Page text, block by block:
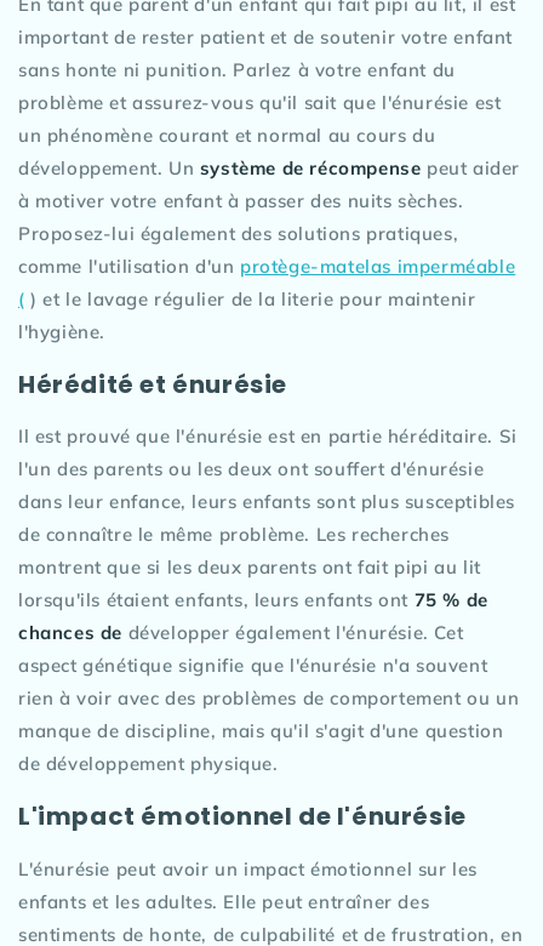
important de rester patient et de soutenir votre enfant
sans honte ni punition. Parlez à votre enfant du
problème et assurez-vous qu'il sait que l'énurésie est
un phénomène courant et normal au cours du
développement. Un système de récompense peut aider
à motiver votre enfant à passer des nuits sèches.
Proposez-lui également des solutions pratiques,
comme l'utilisation d'un protège-matelas imperméable
( ) et le lavage régulier de la literie pour maintenir
l'hygiène.
Hérédité et énurésie
Il est prouvé que l'énurésie est en partie héréditaire. Si
l'un des parents ou les deux ont souffert d'énurésie
dans leur enfance, leurs enfants sont plus susceptibles
de connaître le même problème. Les recherches
montrent que si les deux parents ont fait pipi au lit
lorsqu'ils étaient enfants, leurs enfants ont 75 % de
chances de développer également l'énurésie. Cet
aspect génétique signifie que l'énurésie n'a souvent
rien à voir avec des problèmes de comportement ou un
manque de discipline, mais qu'il s'agit d'une question
de développement physique.
L'impact émotionnel de l'énurésie
L'énurésie peut avoir un impact émotionnel sur les
enfants et les adultes. Elle peut entraîner des
sentiments de honte, de culpabilité et de frustration, en